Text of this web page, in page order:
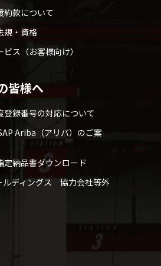
約款について
規・資格
ス（お客様向け）
皆様へ
登録番号の対応について
Ariba（アリバ）のご案
定納品書ダウンロード
ルディングス 協力会社等外